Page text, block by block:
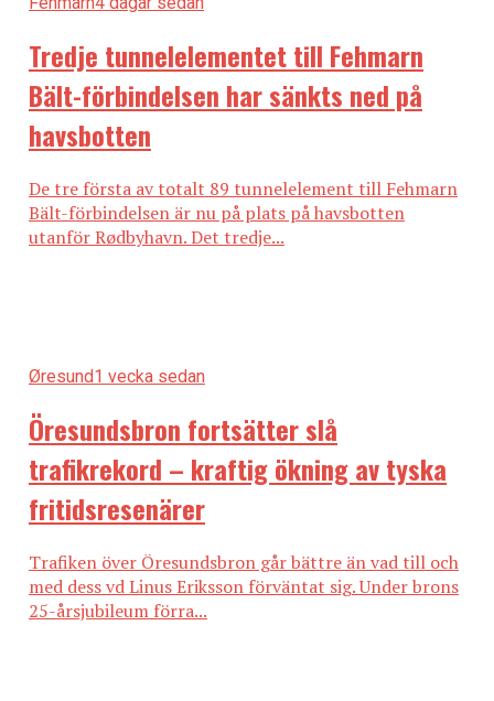
Tredje tunnelelementet till Fehmarn
Bält-förbindelsen har sänkts ned på
havsbotten
De tre första av totalt 89 tunnelelement till Fehmarn
Bält-förbindelsen är nu på plats på havsbotten
utanför Rødbyhavn. Det tredje...
Øresund1 vecka sedan
Öresundsbron fortsätter slå
trafikrekord – kraftig ökning av tyska
fritidsresenärer
Trafiken över Öresundsbron går bättre än vad till och
med dess vd Linus Eriksson förväntat sig. Under brons
25-årsjubileum förra...